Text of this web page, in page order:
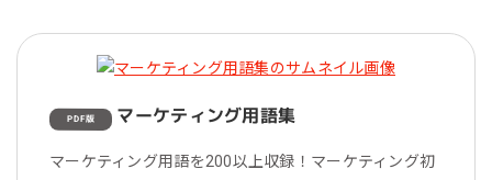
PDF版 マーケティング用語集
マーケティング用語を200以上収録！マーケティング初